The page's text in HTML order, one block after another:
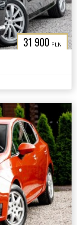
31 900 PLN